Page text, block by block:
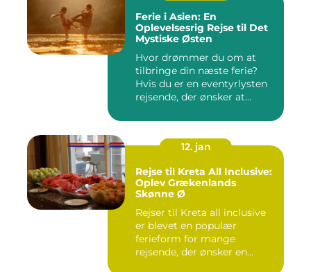
Ferie i Asien: En
Oplevelsesrig Rejse til Det
Mystiske Østen
Hvor drømmer du om at
tilbringe din næste ferie?
Hvis du er en eventyrlysten
rejsende, der ønsker at...
12. jan
Rejse til Kreta All Inclusive:
Oplev Grækenlands
Skønne Ø
Rejser til Kreta all inclusive
er blevet en populær
ferieform for mange
rejsende, der ønsker en